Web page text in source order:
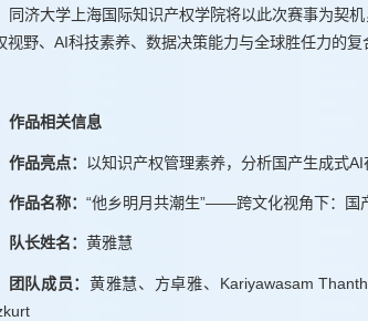
同济大学上海国际知识产权学院将以此次赛事为契
视野、AI科技素养、数据决策能力与全球胜任力的
作品相关信息
作品亮点： 以知识产权管理素养，分析国产生成式
作品名称： “他乡明月共潮生”——跨文化视角下：国
队长姓名： 黄雅慧
团队成员： 黄雅慧、方卓雅、Kariyawasam